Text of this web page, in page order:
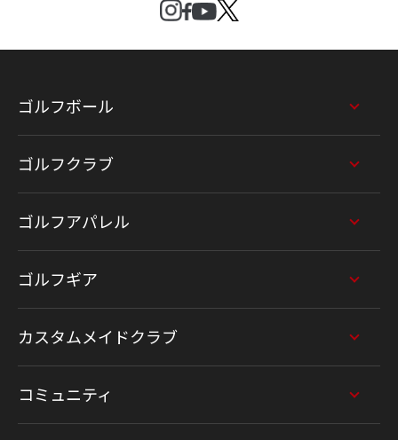
ゴルフボール
ゴルフクラブ
ゴルフアパレル
ゴルフギア
カスタムメイドクラブ
コミュニティ